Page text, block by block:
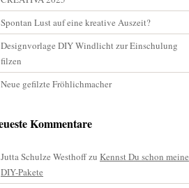
Spontan Lust auf eine kreative Auszeit?
Designvorlage DIY Windlicht zur Einschulung
filzen
Neue gefilzte Fröhlichmacher
Kommentare
Jutta Schulze Westhoffzu Kennst Du schon meine
DIY-Pakete